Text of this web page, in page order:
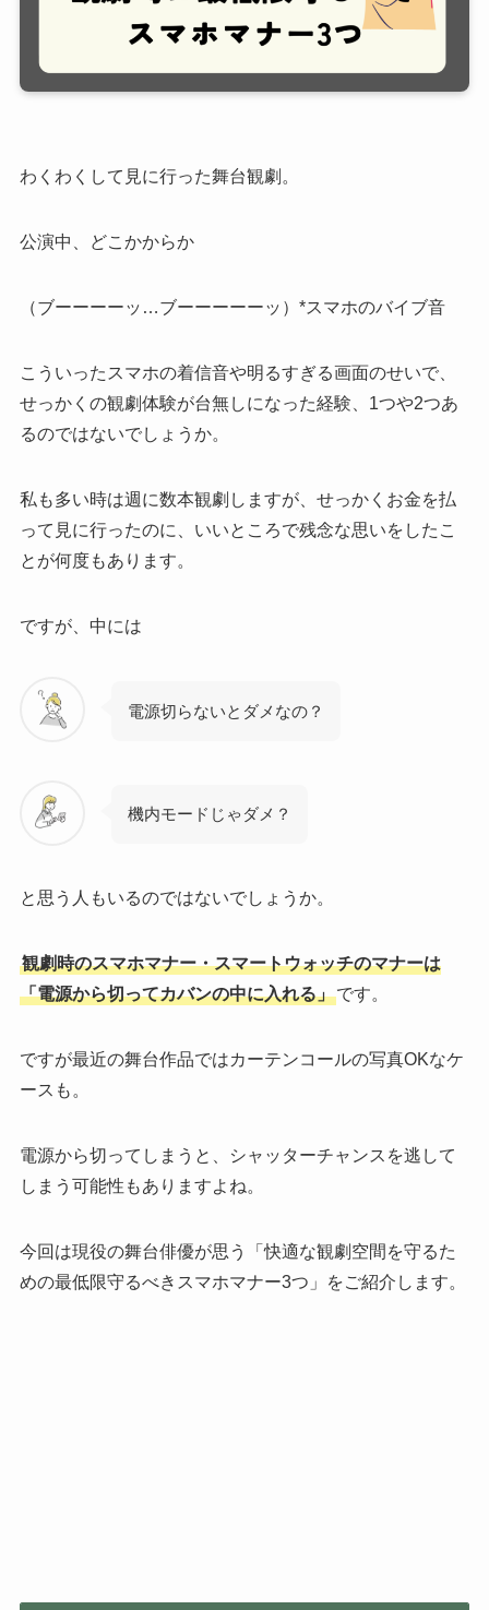
わくわくして見に行った舞台観劇。
公演中、どこかからか
（ブーーーーッ…ブーーーーーッ）*スマホのバイブ音
こういったスマホの着信音や明るすぎる画面のせいで、
せっかくの観劇体験が台無しになった経験、1つや2つあ
るのではないでしょうか。
私も多い時は週に数本観劇しますが、せっかくお金を払
って見に行ったのに、いいところで残念な思いをしたこ
とが何度もあります。
ですが、中には
電源切らないとダメなの？
機内モードじゃダメ？
と思う人もいるのではないでしょうか。
観劇時のスマホマナー・スマートウォッチのマナーは
「電源から切ってカバンの中に入れる」です。
ですが最近の舞台作品ではカーテンコールの写真OKなケ
ースも。
電源から切ってしまうと、シャッターチャンスを逃して
しまう可能性もありますよね。
今回は現役の舞台俳優が思う「快適な観劇空間を守るた
めの最低限守るべきスマホマナー3つ」をご紹介します。